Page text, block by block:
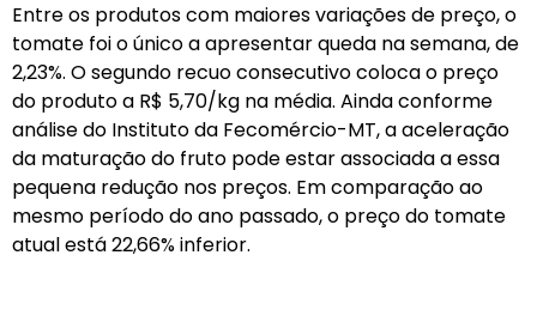
Entre os produtos com maiores variações de preço, o
tomate foi o único a apresentar queda na semana, de
2,23%. O segundo recuo consecutivo coloca o preço
do produto a R$ 5,70/kg na média. Ainda conforme
análise do Instituto da Fecomércio-MT, a aceleração
da maturação do fruto pode estar associada a essa
pequena redução nos preços. Em comparação ao
mesmo período do ano passado, o preço do tomate
atual está 22,66% inferior.